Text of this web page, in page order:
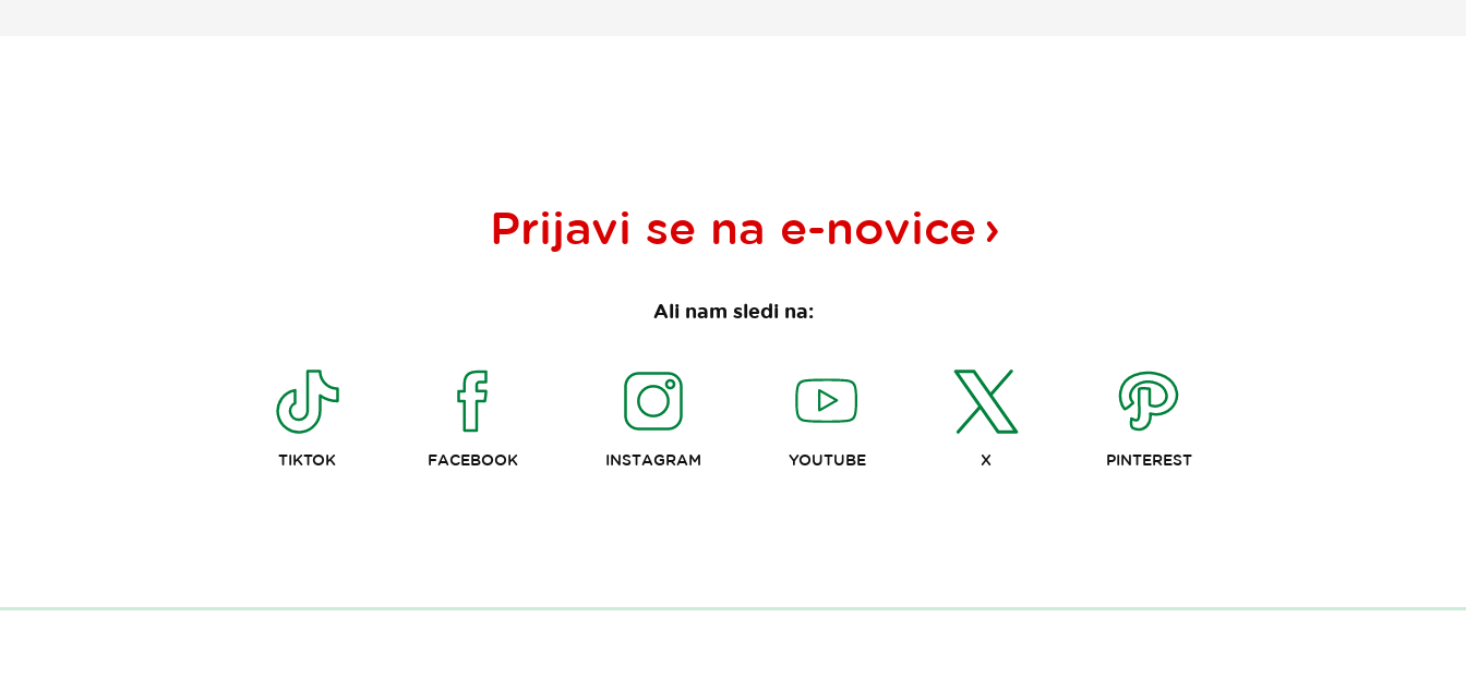
Prijavi se na e-novice
Ali nam sledi na:
TIKTOK FACEBOOK INSTAGRAM YOUTUBE X PINTEREST